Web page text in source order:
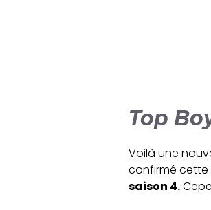
Top
Voilà une
confirmé cette
saison 4.